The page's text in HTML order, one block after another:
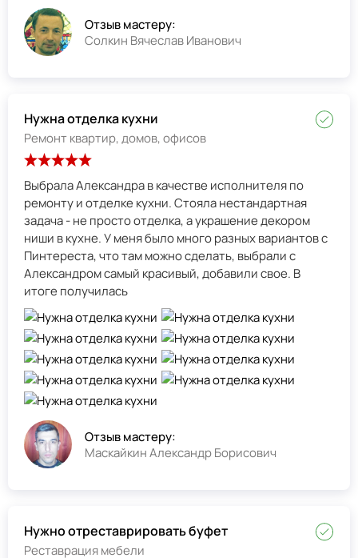
Отзыв мастеру:
Солкин Вячеслав Иванович
Нужна отделка кухни
Ремонт квартир, домов, офисов
Выбрала Александра в качестве исполнителя по
ремонту и отделке кухни. Стояла нестандартная
задача - не просто отделка, а украшение декором
ниши в кухне. У меня было много разных вариантов с
Пинтереста, что там можно сделать, выбрали с
Александром самый красивый, добавили свое. В
итоге получилась
Отзыв мастеру:
Маскайкин Александр Борисович
Нужно отреставрировать буфет
Реставрация мебели